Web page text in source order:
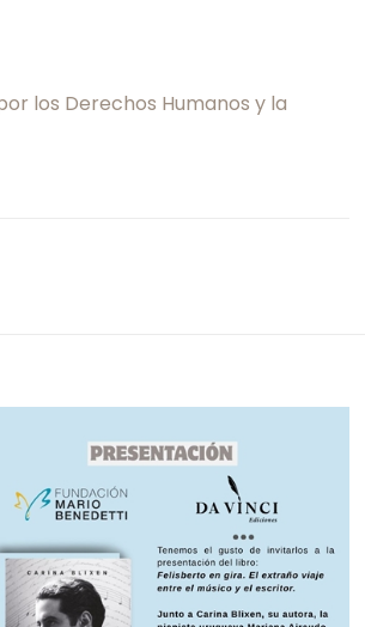
los Derechos Humanos y la